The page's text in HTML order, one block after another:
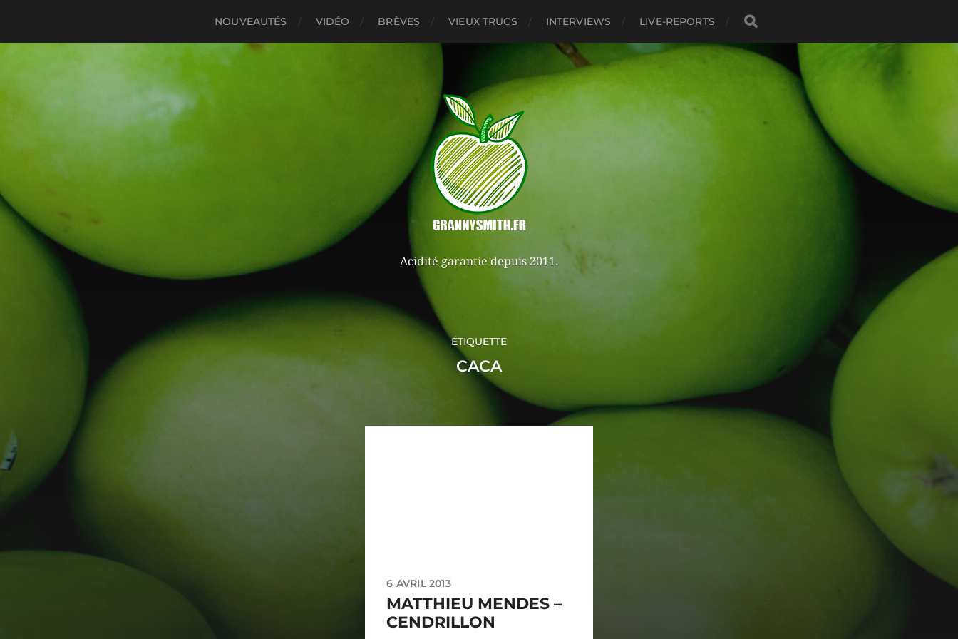
NOUVEAUTÉS VIDÉO BRÈVES VIEUX TRUCS INTERVIEWS LIVE-REPORTS
Acidité garantie depuis 2011.
ÉTIQUETTE
CACA
6 AVRIL 2013
MATTHIEU MENDES –
CENDRILLON